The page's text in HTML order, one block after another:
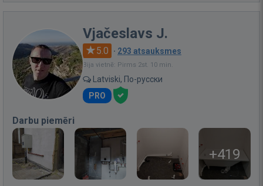
Vjačeslavs J.
5.0 · 293 atsauksmes
Bija vietnē: Pirms 2st. 10 min.
Latviski, По-русски
PRO
Darbu piemēri
+419